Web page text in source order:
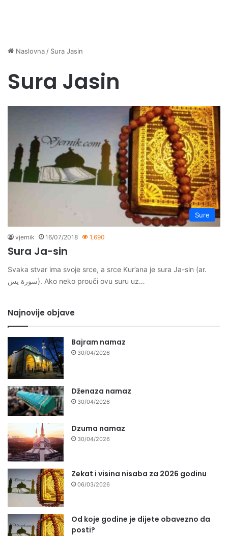
Naslovna / Sura Jasin
Sura Jasin
Sure
vjernik 16/07/2018 1,690
Sura Ja-sin
Svaka stvar ima svoje srce, a srce Kur’ana je sura Ja-sin (ar.
سورة يس). Ako neko prouči ovu suru uz…
Najnovije objave
Bajram namaz
30/04/2026
Dženaza namaz
30/04/2026
Dzuma namaz
30/04/2026
Zekat i visina nisaba za 2026 godinu
06/03/2026
Od koje godine je dijete obavezno da
posti?